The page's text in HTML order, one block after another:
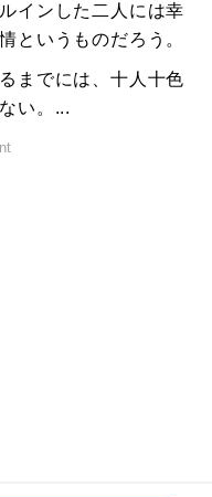
インした二人には幸
というものだろう。
までには、十人十色
い。...